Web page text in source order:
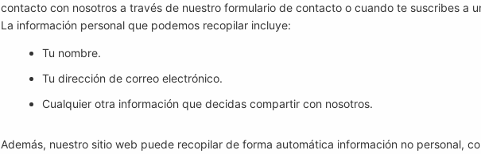
contacto con nosotros a través de nuestro formulario de contacto o cuando te suscribes a
La información personal que podemos recopilar incluye:
Tu nombre.
Tu dirección de correo electrónico.
Cualquier otra información que decidas compartir con nosotros.
Además, nuestro sitio web puede recopilar de forma automática información no personal,